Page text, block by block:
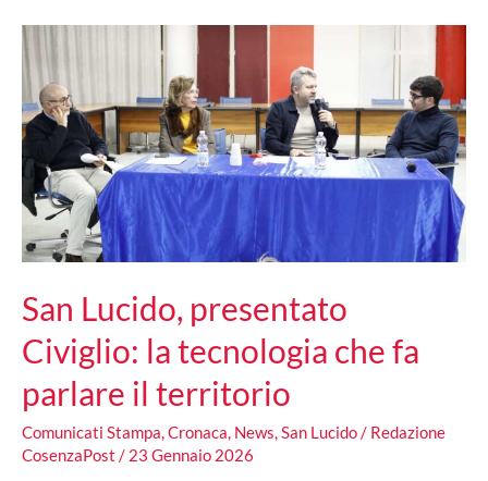
sulla
SS18:
33
veicoli
abbandonati
San Lucido, presentato
Civiglio: la tecnologia che fa
parlare il territorio
Comunicati Stampa Cronaca News San Lucido / Redazione
CosenzaPost / 23 Gennaio 2026